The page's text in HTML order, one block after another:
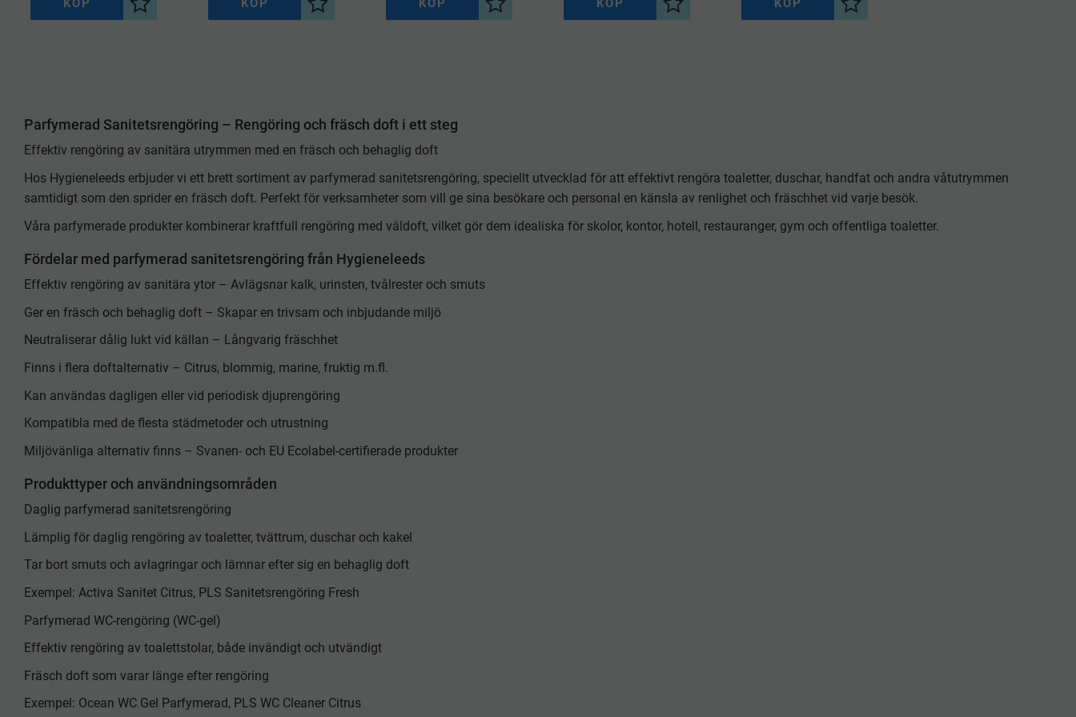
Lägg till i önskelista Lägg till i önskelista Lägg till i önskelista Lägg till i önskelista Lägg till i önskelista
Parfymerad Sanitetsrengöring – Rengöring och fräsch doft i ett steg
Effektiv rengöring av sanitära utrymmen med en fräsch och behaglig doft
Hos Hygieneleeds erbjuder vi ett brett sortiment av parfymerad sanitetsrengöring, speciellt utvecklad för att effektivt rengöra toaletter, duschar, handfat och andra våtutrymmen
samtidigt som den sprider en fräsch doft. Perfekt för verksamheter som vill ge sina besökare och personal en känsla av renlighet och fräschhet vid varje besök.
Våra parfymerade produkter kombinerar kraftfull rengöring med väldoft, vilket gör dem idealiska för skolor, kontor, hotell, restauranger, gym och offentliga toaletter.
Fördelar med parfymerad sanitetsrengöring från Hygieneleeds
Effektiv rengöring av sanitära ytor – Avlägsnar kalk, urinsten, tvålrester och smuts
Ger en fräsch och behaglig doft – Skapar en trivsam och inbjudande miljö
Neutraliserar dålig lukt vid källan – Långvarig fräschhet
Finns i flera doftalternativ – Citrus, blommig, marine, fruktig m.fl.
Kan användas dagligen eller vid periodisk djuprengöring
Kompatibla med de flesta städmetoder och utrustning
Miljövänliga alternativ finns – Svanen- och EU Ecolabel-certifierade produkter
Produkttyper och användningsområden
Daglig parfymerad sanitetsrengöring
Lämplig för daglig rengöring av toaletter, tvättrum, duschar och kakel
Tar bort smuts och avlagringar och lämnar efter sig en behaglig doft
Exempel: Activa Sanitet Citrus, PLS Sanitetsrengöring Fresh
Parfymerad WC-rengöring (WC-gel)
Effektiv rengöring av toalettstolar, både invändigt och utvändigt
Fräsch doft som varar länge efter rengöring
Exempel: Ocean WC Gel Parfymerad, PLS WC Cleaner Citrus